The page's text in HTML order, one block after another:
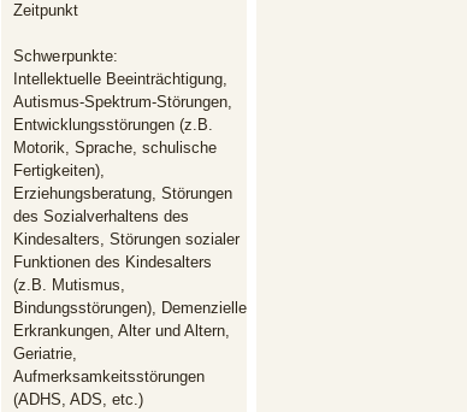
Zeitpunkt
Schwerpunkte:
Intellektuelle Beeinträchtigung,
Autismus-Spektrum-Störungen,
Entwicklungsstörungen (z.B.
Motorik, Sprache, schulische
Fertigkeiten),
Erziehungsberatung, Störungen
des Sozialverhaltens des
Kindesalters, Störungen sozialer
Funktionen des Kindesalters
(z.B. Mutismus,
Bindungsstörungen), Demenzielle
Erkrankungen, Alter und Altern,
Geriatrie,
Aufmerksamkeitsstörungen
(ADHS, ADS, etc.)